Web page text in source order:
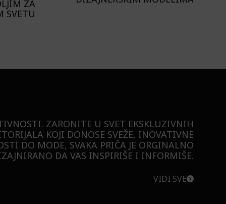
ZA
SVETU
ZARONITE U SVET EKSKLUZIVNIH
KOJI DONOSE SVEŽE, INOVATIVNE
DO MODE, SVAKA PRIČA JE ORGINALNO
DA VAS INSPIRIŠE I INFORMIŠE.
VIDI SVE